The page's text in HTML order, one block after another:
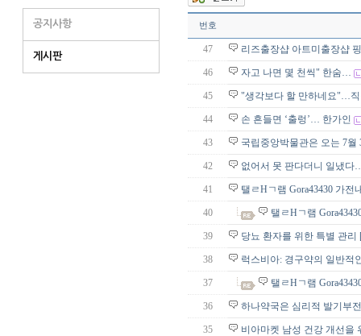
공지사항
게시판
번호
47 리즈출장샵 아트미출장샵
46 자고 나면 몇 천씩" 한숨…
45 "생각보다 할 만하네요"…
44 손 흔들면 ‘출렁’… 한가인
43 국립중앙박물관은 오는 7월
42 없어서 못 판다더니 일냈다
41 탤ㄹHㄱ램 Gora43430 가
40 탤ㄹHㄱ램
39 당뇨 환자를 위한 특별 관리
38 럭스비아: 경구약의 일반적
37 탤ㄹHㄱ램
36 하나약국은 심리적 발기부
35 비아마켓 남성 건강 개선을